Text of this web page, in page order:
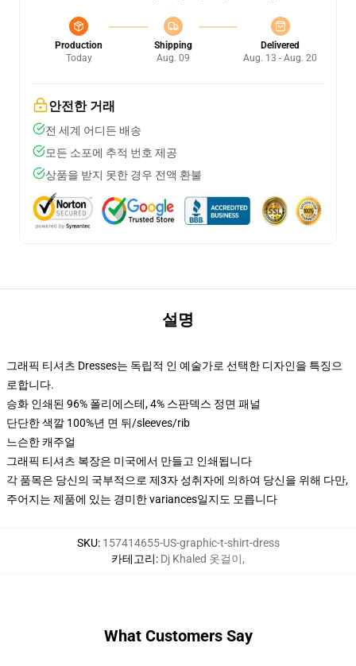
Production
Today
Shipping
Aug. 09
Delivered
Aug. 13 - Aug. 20
안전한 거래
전 세계 어디든 배송
모든 소포에 추적 번호 제공
상품을 받지 못한 경우 전액 환불
설명
그래픽 티셔츠 Dresses는 독립적 인 예술가로 선택한 디자인을 특징으
로합니다.
승화 인쇄된 96% 폴리에스테, 4% 스판덱스 정면 패널
단단한 색깔 100%년 면 뒤/sleeves/rib
느슨한 캐주얼
그래픽 티셔츠 복장은 미국에서 만들고 인쇄됩니다
각 품목은 당신의 국부적으로 제3자 성취자에 의하여 당신을 위해 다만,
주어지는 제품에 있는 경미한 variances일지도 모릅니다
SKU: 157414655-US-graphic-t-shirt-dress
카테고리: Dj Khaled 옷걸이,
What Customers Say